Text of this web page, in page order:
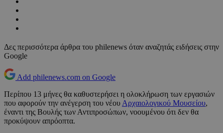
Δες περισσότερα άρθρα του philenews όταν αναζητάς ειδήσεις στην
Google
Add philenews.com on Google
Περίπου 13 μήνες θα καθυστερήσει η ολοκλήρωση των εργασιών
που αφορούν την ανέγερση του νέου Αρχαιολογικού Μουσείου,
έναντι της Βουλής των Αντιπροσώπων, νοουμένου ότι δεν θα
προκύψουν απρόοπτα.